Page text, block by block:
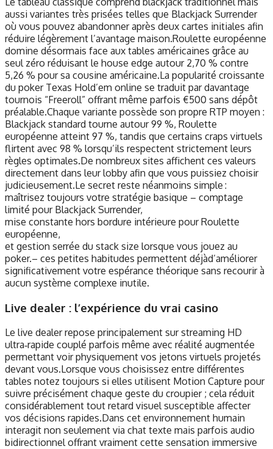
aussi variantes très prisées telles que Blackjack Surrender
où vous pouvez abandonner après deux cartes initiales afin
réduire légèrement l’avantage maison.Roulette européenne
domine désormais face aux tables américaines grâce au
seul zéro réduisant le house edge autour 2,70 % contre
5,26 % pour sa cousine américaine.La popularité croissante
du poker Texas Hold’em online se traduit par davantage
tournois “Freeroll” offrant même parfois €500 sans dépôt
préalable.Chaque variante possède son propre RTP moyen :
Blackjack standard tourne autour 99 %, Roulette
européenne atteint 97 %, tandis que certains craps virtuels
flirtent avec 98 % lorsqu’ils respectent strictement leurs
règles optimales.De nombreux sites affichent ces valeurs
directement dans leur lobby afin que vous puissiez choisir
judicieusement.Le secret reste néanmoins simple :
maîtrisez toujours votre stratégie basique – comptage
limité pour Blackjack Surrender,
mise constante hors bordure intérieure pour Roulette
européenne,
et gestion serrée du stack size lorsque vous jouez au
poker.– ces petites habitudes permettent déjà​d’améliorer
significativement votre espérance théorique sans recourir à
aucun système complexe inutile.​
Live dealer : l’expérience du vrai casino
Le live dealer repose principalement sur streaming HD
ultra‑rapide couplé parfois même avec réalité augmentée
permettant voir physiquement vos jetons virtuels projetés
devant vous.Lorsque vous choisissez entre différentes
tables notez toujours si elles utilisent Motion Capture pour
suivre précisément chaque geste du croupier ; cela réduit
considérablement tout retard visuel susceptible affecter
vos décisions rapides.Dans cet environnement humain
interagit non seulement via chat texte mais parfois audio
bidirectionnel offrant vraiment cette sensation immersive